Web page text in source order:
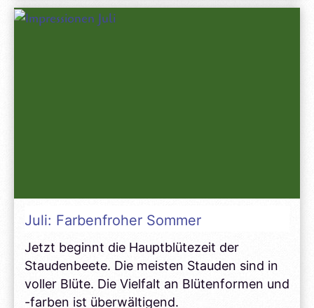
für
Juli: Farbenfroher Sommer
Jetzt beginnt die Hauptblütezeit der
Staudenbeete. Die meisten Stauden sind in
voller Blüte. Die Vielfalt an Blütenformen und
-farben ist überwältigend.